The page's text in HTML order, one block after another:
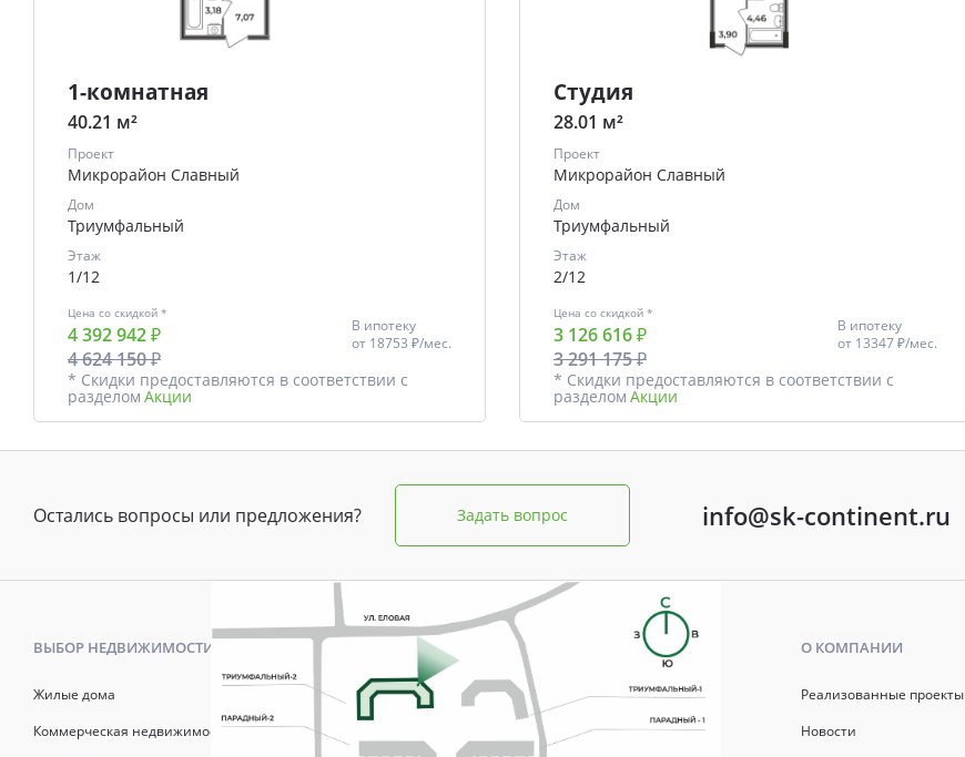
1-комнатная
40.21 м²
Проект
Микрорайон Славный
Дом
Триумфальный
Этаж
1/12
Цена со скидкой *
4 392 942 ₽
4 624 150 ₽
В ипотеку
от 18753 ₽/мес.
* Скидки предоставляются в соответствии с
разделом Акции
Студия
28.01 м²
Проект
Микрорайон Славный
Дом
Триумфальный
Этаж
2/12
Цена со скидкой *
3 126 616 ₽
3 291 175 ₽
В ипотеку
от 13347 ₽/мес.
* Скидки предоставляются в соответствии с
разделом Акции
Остались вопросы или предложения? Задать вопрос info@sk-continent.ru
ВЫБОР НЕДВИЖИМОСТИ
Жилые дома
Коммерческая недвижимость
КАК КУПИТЬ
Калькулятор ипотеки
О КОМПАНИИ
Реализованные проекты
Новости